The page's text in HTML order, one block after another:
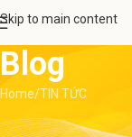
Skip to main content
Blog
Home TIN TỨC